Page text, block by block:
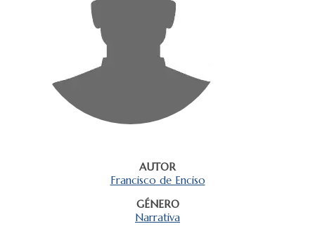
AUTOR
Francisco de Enciso
GÉNERO
Narrativa